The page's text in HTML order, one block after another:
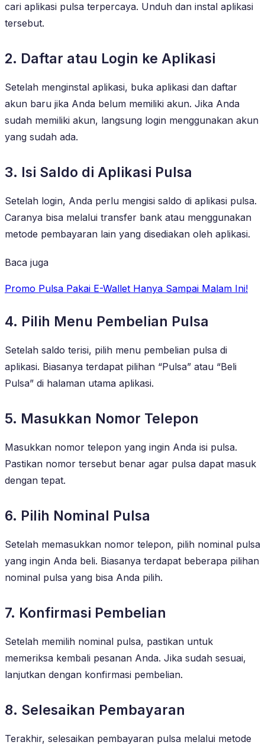
cari aplikasi pulsa terpercaya. Unduh dan instal aplikasi
tersebut.
2. Daftar atau Login ke Aplikasi
Setelah menginstal aplikasi, buka aplikasi dan daftar
akun baru jika Anda belum memiliki akun. Jika Anda
sudah memiliki akun, langsung login menggunakan akun
yang sudah ada.
3. Isi Saldo di Aplikasi Pulsa
Setelah login, Anda perlu mengisi saldo di aplikasi pulsa.
Caranya bisa melalui transfer bank atau menggunakan
metode pembayaran lain yang disediakan oleh aplikasi.
Baca juga
Promo Pulsa Pakai E-Wallet Hanya Sampai Malam Ini!
4. Pilih Menu Pembelian Pulsa
Setelah saldo terisi, pilih menu pembelian pulsa di
aplikasi. Biasanya terdapat pilihan “Pulsa” atau “Beli
Pulsa” di halaman utama aplikasi.
5. Masukkan Nomor Telepon
Masukkan nomor telepon yang ingin Anda isi pulsa.
Pastikan nomor tersebut benar agar pulsa dapat masuk
dengan tepat.
6. Pilih Nominal Pulsa
Setelah memasukkan nomor telepon, pilih nominal pulsa
yang ingin Anda beli. Biasanya terdapat beberapa pilihan
nominal pulsa yang bisa Anda pilih.
7. Konfirmasi Pembelian
Setelah memilih nominal pulsa, pastikan untuk
memeriksa kembali pesanan Anda. Jika sudah sesuai,
lanjutkan dengan konfirmasi pembelian.
8. Selesaikan Pembayaran
Terakhir, selesaikan pembayaran pulsa melalui metode